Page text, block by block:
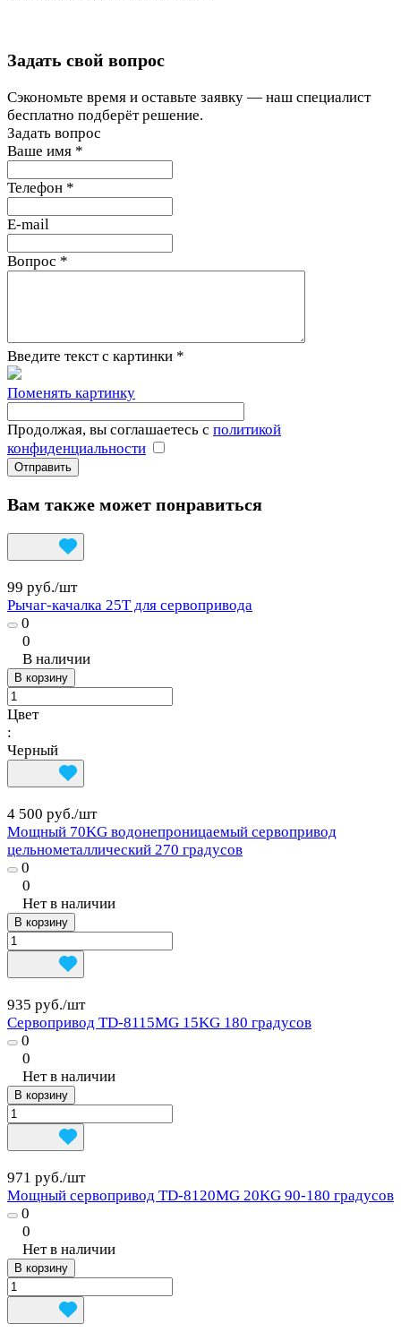
Задать свой вопрос
Сэкономьте время и оставьте заявку — наш специалист
бесплатно подберёт решение.
Задать вопрос
Ваше имя *
Телефон *
E-mail
Вопрос *
Введите текст с картинки *
Поменять картинку
Продолжая, вы соглашаетесь с политикой
конфиденциальности
Вам также может понравиться
99 руб./шт
Рычаг-качалка 25T для сервопривода
0
0
В наличии
В корзину
Цвет
:
Черный
4 500 руб./шт
Мощный 70KG водонепроницаемый сервопривод
цельнометаллический 270 градусов
0
0
Нет в наличии
В корзину
935 руб./шт
Сервопривод TD-8115MG 15KG 180 градусов
0
0
Нет в наличии
В корзину
971 руб./шт
Мощный сервопривод TD-8120MG 20KG 90-180 градусов
0
0
Нет в наличии
В корзину